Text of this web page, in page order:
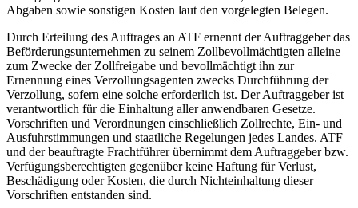
Abgaben sowie sonstigen Kosten laut den vorgelegten Belegen.
Durch Erteilung des Auftrages an ATF ernennt der Auftraggeber das
Beförderungsunternehmen zu seinem Zollbevollmächtigten alleine
zum Zwecke der Zollfreigabe und bevollmächtigt ihn zur
Ernennung eines Verzollungsagenten zwecks Durchführung der
Verzollung, sofern eine solche erforderlich ist. Der Auftraggeber ist
verantwortlich für die Einhaltung aller anwendbaren Gesetze.
Vorschriften und Verordnungen einschließlich Zollrechte, Ein- und
Ausfuhrstimmungen und staatliche Regelungen jedes Landes. ATF
und der beauftragte Frachtführer übernimmt dem Auftraggeber bzw.
Verfügungsberechtigten gegenüber keine Haftung für Verlust,
Beschädigung oder Kosten, die durch Nichteinhaltung dieser
Vorschriften entstanden sind.